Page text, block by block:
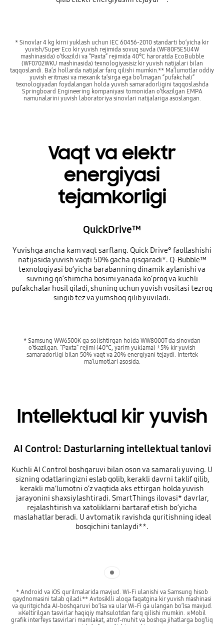
* Sinovlar 4 kg kirni yuklash uchun IEC 60456-2010 standarti bo‘yicha kir
yuvish/Super Eco kir yuvish rejimida sovuq suvda (WF80F5E5U4W
mashinasida) o‘tkazildi va “Paxta” rejimida 40°C haroratda EcoBubble
(WF0702WKU mashinasida) texnologiyasisiz kir yuvish natijalari bilan
taqqoslandi. Ba’zi hollarda natijalar farq qilishi mumkin.** Ma’lumotlar oddiy
yuvish eritmasi va mexanik ta’sirga ega bo‘lmagan “pufakchali”
texnologiyadan foydalangan holda yuvish samaradorligini taqqoslashda
Springboard Engineering kompaniyasi tomonidan o‘tkazilgan EMPA
namunalarini yuvish laboratoriya sinovlari natijalariga asoslangan.
Vaqt va elektr
energiyasi
tejamkorligi
QuickDrive™
Yuvishga ancha kam vaqt sarflang. Quick Drive° faollashishi
natijasida yuvish vaqti 50% gacha qisqaradi*. Q-Bubble™
texnologiyasi bo‘yicha barabanning dinamik aylanishi va
suvning qo‘shimcha bosimi yanada ko‘proq va kuchli
pufakchalar hosil qiladi, shuning uchun yuvish vositasi tezroq
singib tez va yumshoq qilib yuviladi.
* Samsung WW6500K ga solishtirgan holda WW8000T da sinovdan
o‘tkazilgan. “Paxta” rejimi (40℃, yarim yuklama) ±5% kir yuvish
samaradorligi bilan 50% vaqt va 20% energiyani tejaydi. Intertek
ma’lumotlari asosida.
Intellektual kir yuvish
AI Control: Dasturlarning intellektual tanlovi
Kuchli AI Control boshqaruvi bilan oson va samarali yuving. U
sizning odatlaringizni eslab qolib, kerakli davrni taklif qilib,
kerakli ma’lumotni o‘z vaqtida aks ettirgan holda yuvish
jarayonini shaxsiylashtiradi. SmartThings ilovasi* davrlar,
rejalashtirish va xatoliklarni bartaraf etish bo‘yicha
maslahatlar beradi. U avtomatik ravishda quritishning ideal
bosqichini tanlaydi**.
* Android va iOS qurilmalarida mavjud. Wi-Fi ulanishi va Samsung hisob
qaydnomasini talab qiladi.** Avtosiklli aloqa faqatgina kir yuvish mashinasi
va quritgichda AI-boshqaruvi bo‘lsa va ular Wi-Fi ga ulangan bo‘lsa mavjud.
※Keltirilgan tasvirlar haqiqiy mahsulotdan farq qilishi mumkin. ※Mobil
grafik interfeys tasvirlari mamlakat, atrof-muhit va boshqa jihatlarga bog‘liq